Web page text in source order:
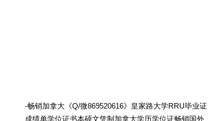
-畅销加拿大《Q/微869520616》皇家路大学RRU毕业证
成绩单学位证书本硕文凭制加拿大学历学位证畅销国外